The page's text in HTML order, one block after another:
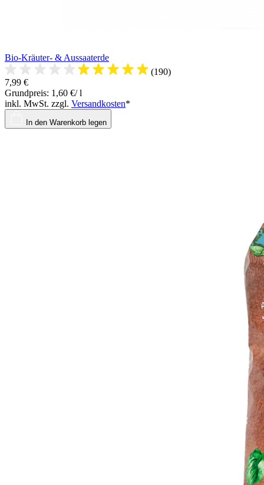
Bio-Kräuter- & Aussaaterde
(190)
7,99 €
Grundpreis: 1,60 €/ l
inkl. MwSt. zzgl. Versandkosten*
In den Warenkorb legen